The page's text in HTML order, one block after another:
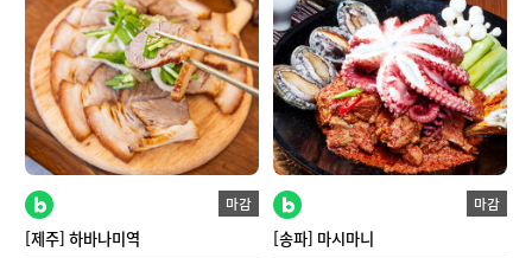
마감
[제주] 하바나미역
마감
[송파] 마시마니